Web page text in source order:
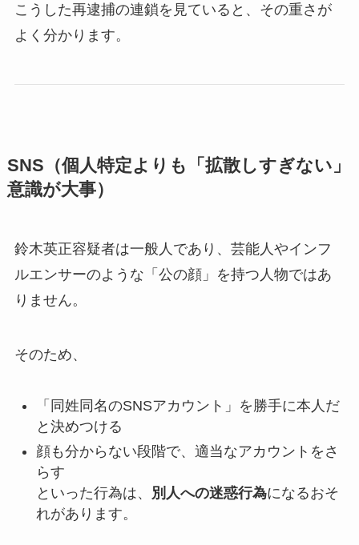
こうした再逮捕の連鎖を見ていると、その重さが
よく分かります。
SNS（個人特定よりも「拡散しすぎない」
意識が大事）
鈴木英正容疑者は一般人であり、芸能人やインフ
ルエンサーのような「公の顔」を持つ人物ではあ
りません。
そのため、
「同姓同名のSNSアカウント」を勝手に本人だ
と決めつける
顔も分からない段階で、適当なアカウントをさ
らす
といった行為は、
別人への迷惑行為になるおそ
れがあります。